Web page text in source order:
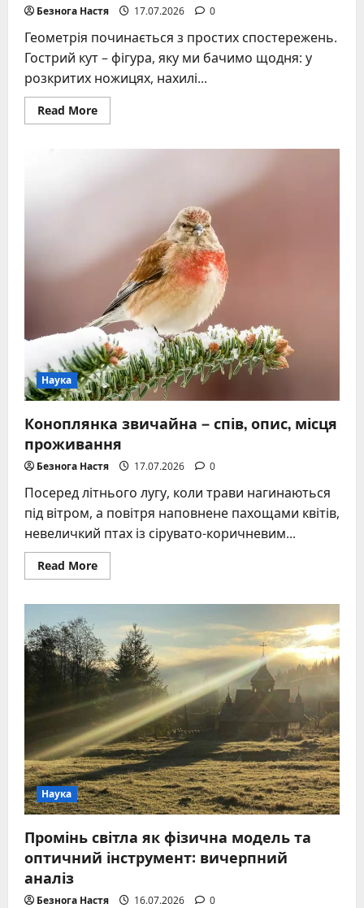
Безнога Настя 17.07.2026 0
Геометрія починається з простих спостережень.
Гострий кут – фігура, яку ми бачимо щодня: у
розкритих ножицях, нахилі...
Read MoreRead
more
використання
Наука
Коноплянка звичайна – спів, опис, місця
проживання
Безнога Настя 17.07.2026 0
Посеред літнього лугу, коли трави нагинаються
під вітром, а повітря наповнене пахощами квітів,
невеличкий птах із сірувато-коричневим...
Read MoreRead
more
спів,
опис,
місця
проживання
Наука
Промінь світла як фізична модель та
оптичний інструмент: вичерпний
аналіз
Безнога Настя 16.07.2026 0